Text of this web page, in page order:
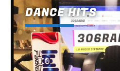
DANCE HITS